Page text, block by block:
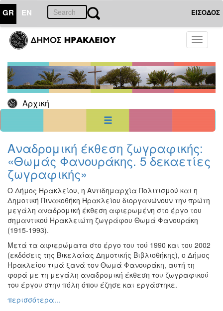
GR EN ΕΙΣΟΔΟΣ
Toggle
Αρχική
20
Ιούλιος
2026
Κυρ Τρι Τετ Πεμ Παρ Σαβ
1 2 3
4
5
12
13 14 15 16 17
18
25
ΗΜΕΡΟΛΟΓΙΟ
ΕΚΔΗΛΩΣΕΩΝ
Χριστούγεννα
-
Πρωτοχρονιά
Βιβλίο
Ζωγραφική
Φωτογραφία
Τραγούδι
Μουσική
Κινηματογράφος
Χορός
Αναδρομική έκθεση ζωγραφικής:
«Θωμάς Φανουράκης. 5 δεκαετίες
ζωγραφικής»
Ο Δήμος Ηρακλείου, η Αντιδημαρχία Πολιτισμού και η
Δημοτική Πινακοθήκη Ηρακλείου διοργανώνουν την πρώτη
μεγάλη αναδρομική έκθεση αφιερωμένη στο έργο του
σημαντικού Ηρακλειώτη ζωγράφου Θωμά Φανουράκη
(1915-1993).
Μετά τα αφιερώματα στο έργο του τού 1990 και του 2002
(εκδόσεις της Βικελαίας Δημοτικής Βιβλιοθήκης), ο Δήμος
Ηρακλείου τιμά ξανά τον Θωμά Φανουράκη, αυτή τη
φορά με τη μεγάλη αναδρομική έκθεση του ζωγραφικού
του έργου στην πόλη όπου έζησε και εργάστηκε.
περισσότερα...